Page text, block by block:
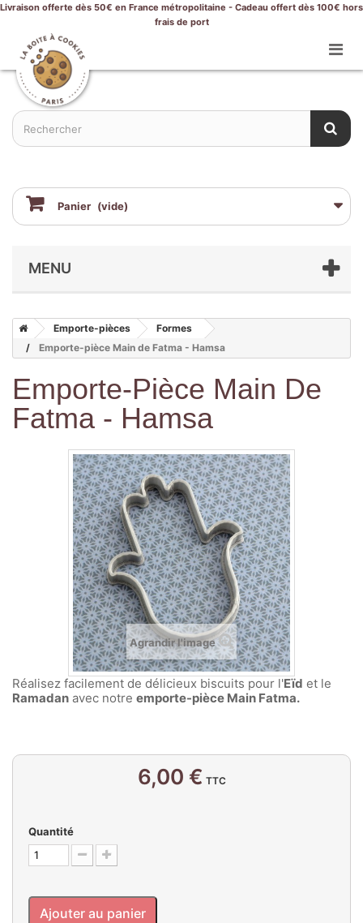
Livraison offerte dès 50€ en France métropolitaine - Cadeau offert dès 100€ hors
frais de port
Panier (vide)
MENU
Emporte-pièces
Formes
Emporte-pièce Main de Fatma - Hamsa
Emporte-Pièce Main De
Fatma - Hamsa
Agrandir l'image
Réalisez facilement de délicieux biscuits pour l'Eïd et le
Ramadan avec notre emporte-pièce Main Fatma.
6,00 € TTC
Quantité
Ajouter au panier